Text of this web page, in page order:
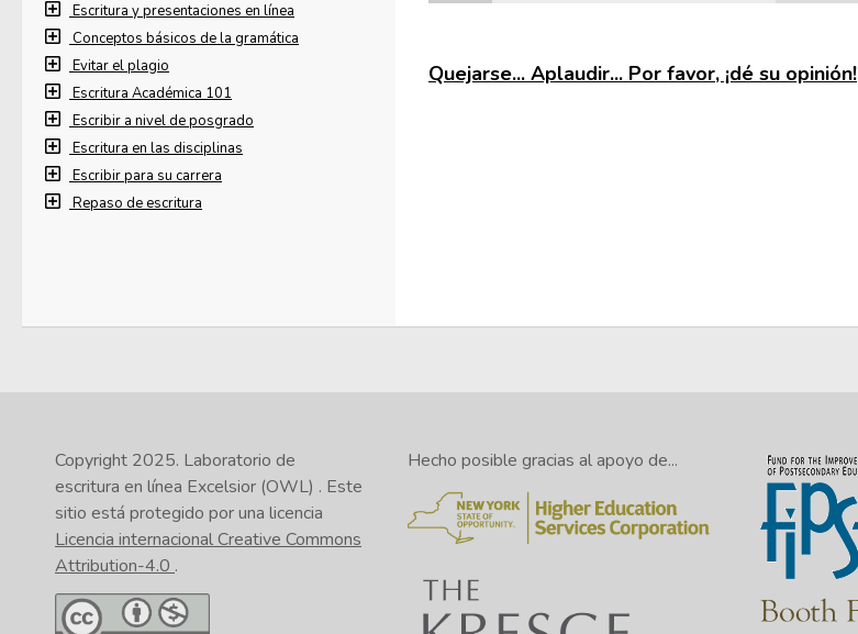
Quejarse... Aplaudir... Por favor, ¡dé su opinión!
Escritura y presentaciones en línea
Conceptos básicos de la gramática
Evitar el plagio
Escritura Académica 101
Escribir a nivel de posgrado
Escritura en las disciplinas
Escribir para su carrera
Repaso de escritura
Copyright 2025. Laboratorio de
escritura en línea Excelsior (OWL) . Este
sitio está protegido por una licencia
Licencia internacional Creative Commons
Attribution-4.0 .
Hecho posible gracias al apoyo de...